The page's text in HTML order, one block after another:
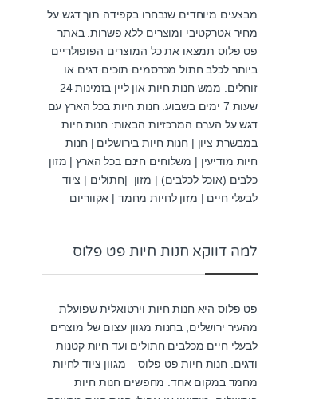
מבצעים מיוחדים שנבחרו בקפידה תוך דגש על
מחיר אטרקטיבי ומוצרים ללא פשרות. באתר
פט פלוס תמצאו את כל המוצרים הפופולריים
ביותר לכלב חתול מכרסמים תוכים דגים או
זוחלים. ממש חנות חיות און ליין בזמינות 24
שעות 7 ימים בשבוע. חנות חיות בכל הארץ עם
דגש על הערם המרכזיות הבאות: חנות חיות
במבשרת ציון | חנות חיות בירושלים | חנות
חיות מודיעין | משלוחים חינם בכל הארץ | מזון
כלבים (אוכל לכלבים) | מזון |חתולים | ציוד
לבעלי חיים | מזון לחיות מחמד | אקווריום
למה דווקא חנות חיות פט פלוס
פט פלוס היא חנות חיות וירטואלית שפועלת
מהעיר ירושלים, בחנות מגוון עצום של מוצרים
לבעלי חיים מכלבים חתולים ועד חיות קטנות
ודגים. חנות חיות פט פלוס – מגוון ציוד לחיות
מחמד במקום אחד. מחפשים חנות חיות